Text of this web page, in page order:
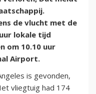
de vlucht met de
lokale tijd
om 10.10 uur
Airport.
is gevonden,
vliegtuig had 174